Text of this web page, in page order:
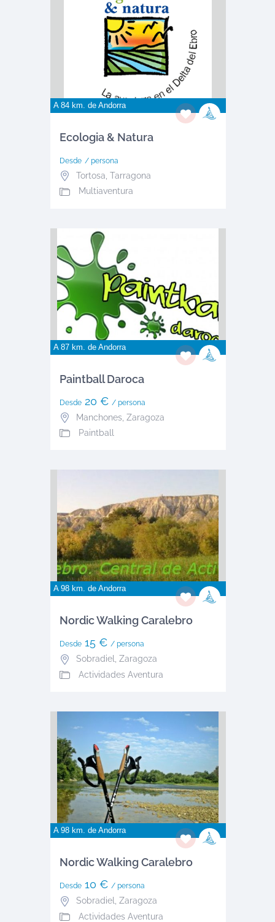
A 84 km. de Andorra
Ecologia & Natura
Desde / persona
Tortosa Tarragona
Multiaventura
A 87 km. de Andorra
Paintball Daroca
Desde20 € / persona
Manchones, Zaragoza
Paintball
A 98 km. de Andorra
Nordic Walking Caralebro
Desde15 € / persona
Sobradiel, Zaragoza
Actividades Aventura
A 98 km. de Andorra
Nordic Walking Caralebro
Desde10 € / persona
Sobradiel
Zaragoza
Actividades Aventura